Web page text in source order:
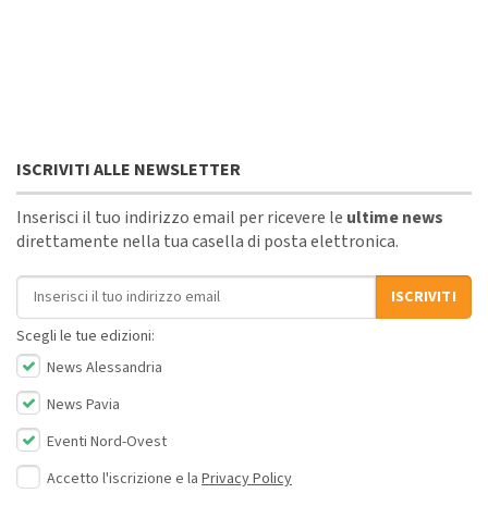
ISCRIVITI ALLE NEWSLETTER
Inserisci il tuo indirizzo email per ricevere le ultime news
direttamente nella tua casella di posta elettronica.
Indirizzo email
ISCRIVITI
Scegli le tue edizioni:
News Alessandria
News Pavia
Eventi Nord-Ovest
Accetto l'iscrizione e la Privacy Policy